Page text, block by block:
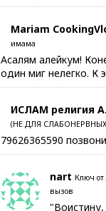
Mariam
имама
Асалям алейкум!
один миг нелегко. К
ИСЛАМ религия
(НЕ ДЛЯ
79626365590
nart Ключ
вызов